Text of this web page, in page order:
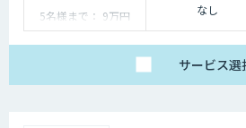
5名様まで： 9万円
6名様以降〜： 9万円 +
なし
サービス選